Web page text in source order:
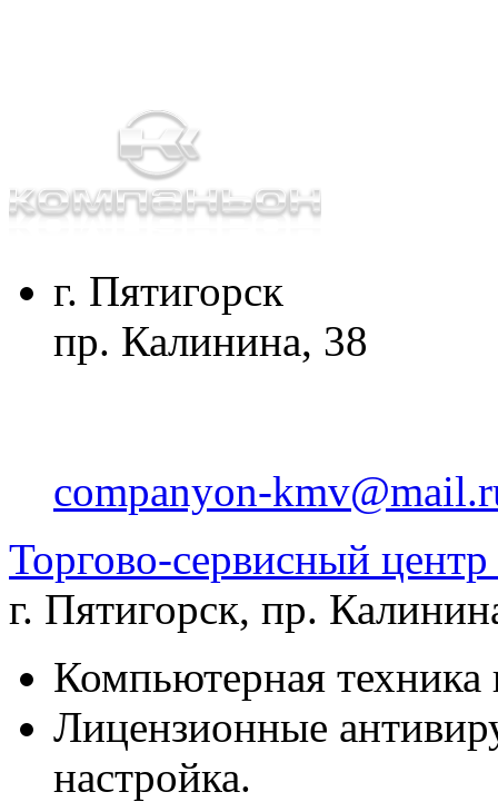
г. Пятигорск
пр. Калинина, 38
companyon-
Торгово-сервисный
г. Пятигорск, пр.
Компьютерная техника
Лицензионные
настройка.